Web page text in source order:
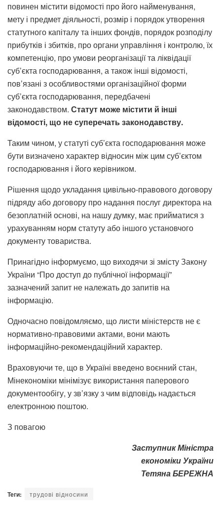
повинен містити відомості про його найменування,
мету і предмет діяльності, розмір і порядок утворення
статутного капіталу та інших фондів, порядок розподілу
прибутків і збитків, про органи управління і контролю, їх
компетенцію, про умови реорганізації та ліквідації
суб’єкта господарювання, а також інші відомості,
пов’язані з особливостями організаційної форми
суб’єкта господарювання, передбачені
законодавством. Статут може містити й інші
відомості, що не суперечать законодавству.
Таким чином, у статуті суб’єкта господарювання може
бути визначено характер відносин між цим суб’єктом
господарювання і його керівником.
Рішення щодо укладання цивільно-правового договору
підряду або договору про надання послуг директора на
безоплатній основі, на нашу думку, має прийматися з
урахуванням норм статуту або іншого установчого
документу товариства.
Принагідно інформуємо, що виходячи зі змісту Закону
України “Про доступ до публічної інформації”
зазначений запит не належать до запитів на
інформацію.
Одночасно повідомляємо, що листи міністерств не є
нормативно-правовими актами, вони мають
інформаційно-рекомендаційний характер.
Враховуючи те, що в Україні введено воєнний стан,
Мінекономіки мінімізує використання паперового
документообігу, у зв’язку з чим відповідь надається
електронною поштою.
З повагою
Заступник Міністра
економіки України
Тетяна БЕРЕЖНА
Теги: трудові відносини